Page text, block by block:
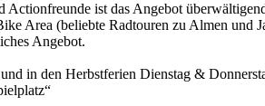
ist das Angebot
(beliebte Radtouren zu Almen und
Angebot.
in den Herbstferien Dienstag &